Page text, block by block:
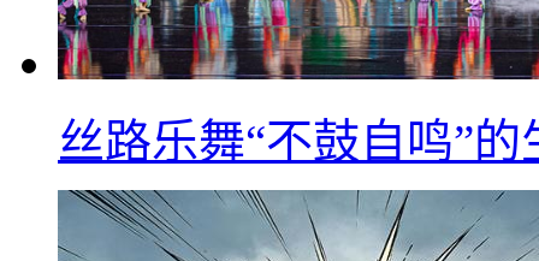
丝路乐舞“不鼓自鸣”